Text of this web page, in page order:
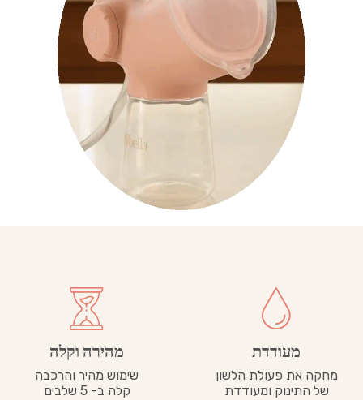
מהירה וקלה
שימוש מהיר והרכבה
קלה ב- 5 שלבים
מעודדת
מחקה את פעולת הלשון
של התינוק ומעודדת